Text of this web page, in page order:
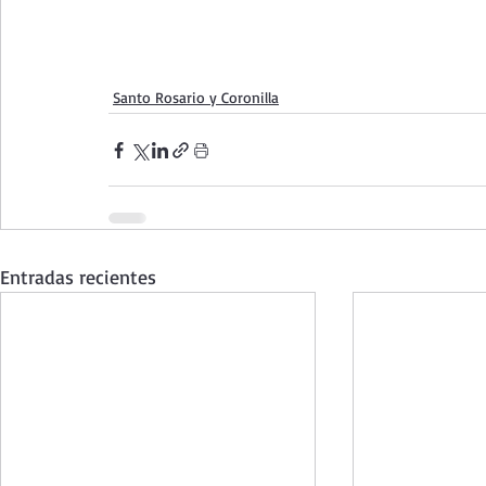
Santo Rosario y Coronilla
Entradas recientes